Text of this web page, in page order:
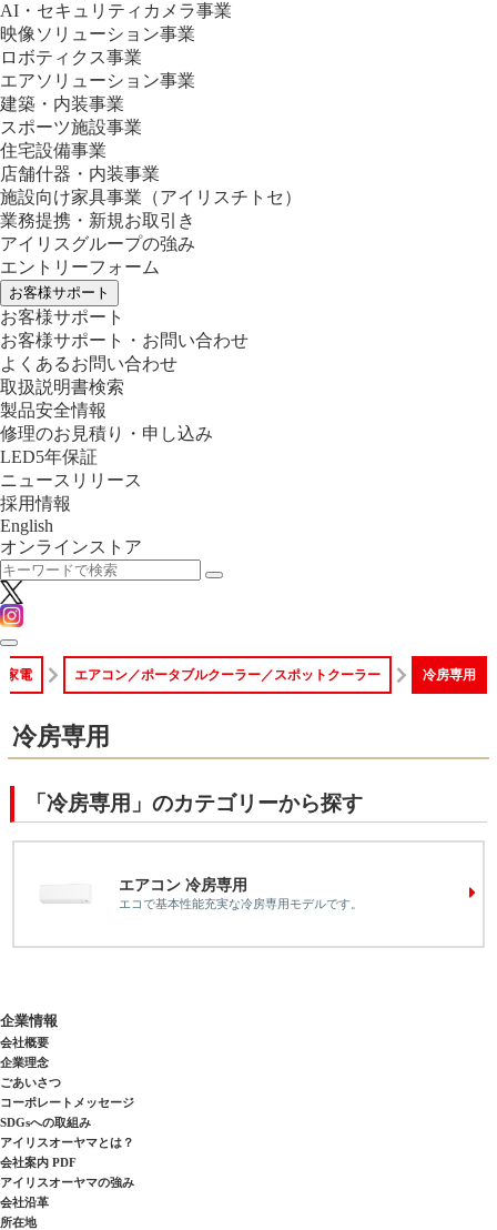
AI・セキュリティカメラ事業
映像ソリューション事業
ロボティクス事業
エアソリューション事業
建築・内装事業
スポーツ施設事業
住宅設備事業
店舗什器・内装事業
施設向け家具事業 （アイリスチトセ）
業務提携・新規お取引き
アイリスグループの強み
エントリーフォーム
お客様サポート
お客様サポート
お客様サポート・お問い合わせ
よくあるお問い合わせ
取扱説明書検索
製品安全情報
修理のお見積り・申し込み
LED5年保証
ニュースリリース
採用情報
English
オンラインストア
家電 エアコン／ポータブルクーラー／スポットクーラー 冷房専用
冷房専用
「冷房専用」のカテゴリーから探す
エアコン 冷房専用
エコで基本性能充実な冷房専用モデルです。
企業情報
会社概要
企業理念
ごあいさつ
コーポレートメッセージ
SDGsへの取組み
アイリスオーヤマとは？
会社案内 PDF
アイリスオーヤマの強み
会社沿革
所在地